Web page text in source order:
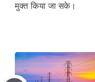
मुक्त किया जा सके।